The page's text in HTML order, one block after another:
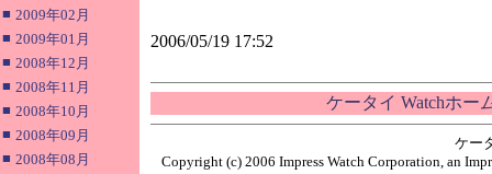
■ 2009年02月
■ 2009年01月
■ 2008年12月
■ 2008年11月
■ 2008年10月
■ 2008年09月
■ 2008年08月
2006/05/19 17:52
ケータイ Watchホー
ケー
Copyright (c) 2006 Impress Watch Corporation, an